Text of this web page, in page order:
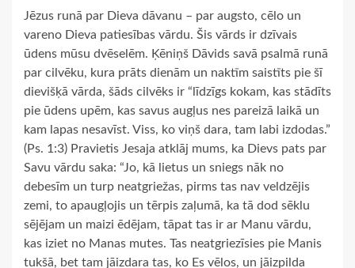
Jēzus runā par Dieva dāvanu – par augsto, cēlo un
vareno Dieva patiesības vārdu. Šis vārds ir dzīvais
ūdens mūsu dvēselēm. Ķēniņš Dāvids savā psalmā runā
par cilvēku, kura prāts dienām un naktīm saistīts pie šī
dievišķā vārda, šāds cilvēks ir “līdzīgs kokam, kas stādīts
pie ūdens upēm, kas savus augļus nes pareizā laikā un
kam lapas nesavīst. Viss, ko viņš dara, tam labi izdodas.”
(Ps. 1:3) Pravietis Jesaja atklāj mums, ka Dievs pats par
Savu vārdu saka: “Jo, kā lietus un sniegs nāk no
debesīm un turp neatgriežas, pirms tas nav veldzējis
zemi, to apaugļojis un tērpis zaļumā, ka tā dod sēklu
sējējam un maizi ēdējam, tāpat tas ir ar Manu vārdu,
kas iziet no Manas mutes. Tas neatgriezīsies pie Manis
tukšā, bet tam jāizdara tas, ko Es vēlos, un jāizpilda